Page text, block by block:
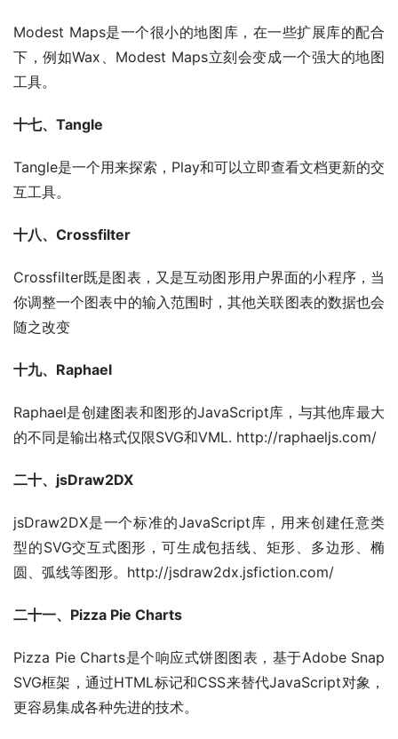
Modest Maps是一个很小的地图库，在一些扩展库的配合
下，例如Wax、Modest Maps立刻会变成一个强大的地图
工具。
十七、Tangle
Tangle是一个用来探索，Play和可以立即查看文档更新的交
互工具。
十八、Crossfilter
Crossfilter既是图表，又是互动图形用户界面的小程序，当
你调整一个图表中的输入范围时，其他关联图表的数据也会
随之改变
十九、Raphael
Raphael是创建图表和图形的JavaScript库，与其他库最大
的不同是输出格式仅限SVG和VML. http://raphaeljs.com/
二十、jsDraw2DX
jsDraw2DX是一个标准的JavaScript库，用来创建任意类
型的SVG交互式图形，可生成包括线、矩形、多边形、椭
圆、弧线等图形。http://jsdraw2dx.jsfiction.com/
二十一、Pizza Pie Charts
Pizza Pie Charts是个响应式饼图图表，基于Adobe Snap
SVG框架，通过HTML标记和CSS来替代JavaScript对象，
更容易集成各种先进的技术。